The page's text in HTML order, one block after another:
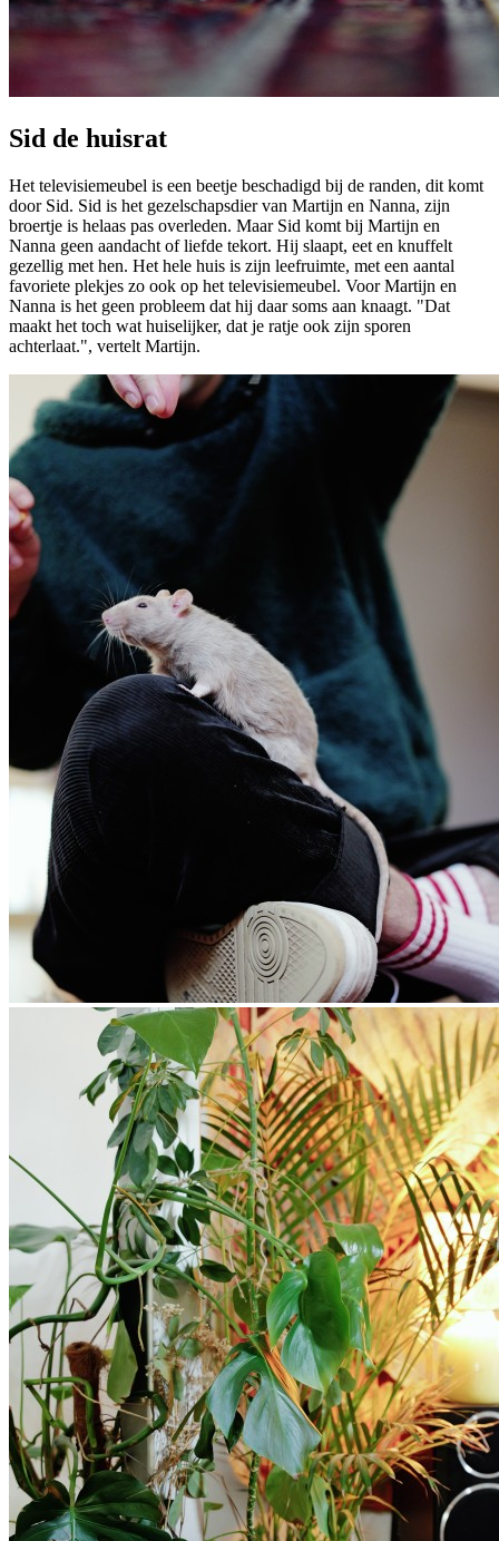
Sid de huisrat
Het televisiemeubel is een beetje beschadigd bij de randen, dit komt
door Sid. Sid is het gezelschapsdier van Martijn en Nanna, zijn
broertje is helaas pas overleden. Maar Sid komt bij Martijn en
Nanna geen aandacht of liefde tekort. Hij slaapt, eet en knuffelt
gezellig met hen. Het hele huis is zijn leefruimte, met een aantal
favoriete plekjes zo ook op het televisiemeubel. Voor Martijn en
Nanna is het geen probleem dat hij daar soms aan knaagt. "Dat
maakt het toch wat huiselijker, dat je ratje ook zijn sporen
achterlaat.", vertelt Martijn.